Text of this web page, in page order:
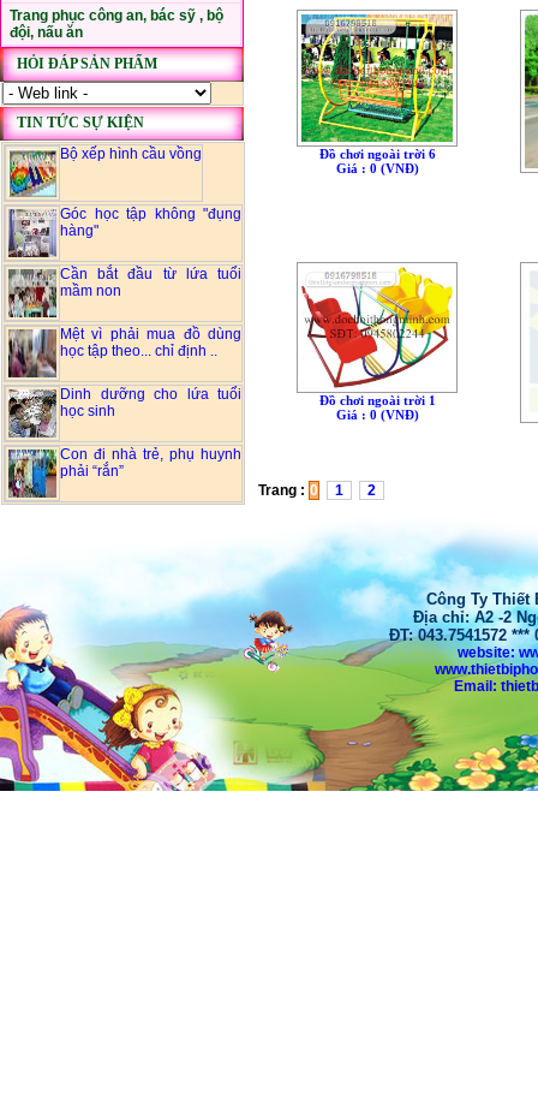
Trang phục công an, bác sỹ , bộ
đội, nấu ăn
HỎI ĐÁP SẢN PHẨM
TIN TỨC SỰ KIỆN
Bộ xếp hình cầu vồng
Góc học tập không "đụng
hàng"
Cần bắt đầu từ lứa tuổi
mầm non
Mệt vì phải mua đồ dùng
học tập theo... chỉ định ..
Dinh dưỡng cho lứa tuổi
học sinh
Con đi nhà trẻ, phụ huynh
phải “rắn”
Đồ chơi ngoài trời 6
Giá : 0 (VNÐ)
Đồ chơi ngoài trời 1
Giá : 0 (VNÐ)
Trang : 0 1 2
Công Ty Thiết
Địa chỉ: A2 -2
ĐT: 043.7541572 ***
website:
Email: